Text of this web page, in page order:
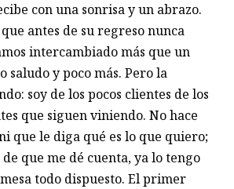
con una sonrisa y un abrazo.
que antes de su regreso nunca
intercambiado más que un
saludo y poco más. Pero la
soy de los pocos clientes de los
que siguen viniendo. No hace
que le diga qué es lo que quiero;
de que me dé cuenta, ya lo tengo
todo dispuesto. El primer